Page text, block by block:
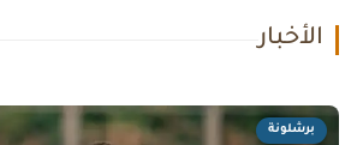
الأخبار
برشلونة